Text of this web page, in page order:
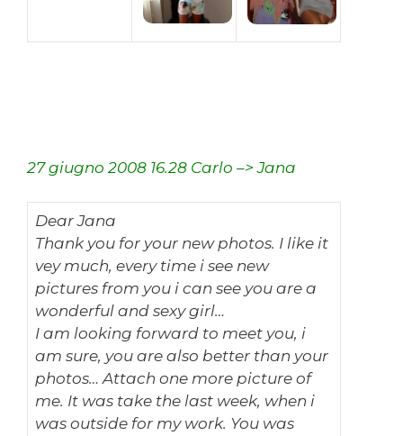
27 giugno 2008 16.28 Carlo –> Jana
Dear Jana
Thank you for your new photos. I like it
vey much, every time i see new
pictures from you i can see you are a
wonderful and sexy girl…
I am looking forward to meet you, i
am sure, you are also better than your
photos… Attach one more picture of
me. It was take the last week, when i
was outside for my work. You was